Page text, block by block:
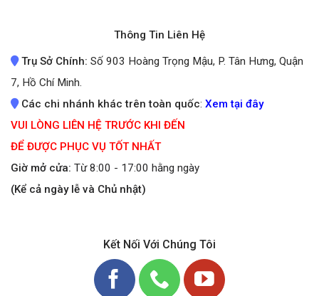
Thông Tin Liên Hệ
Trụ Sở Chính: Số 903 Hoàng Trọng Mậu, P. Tân Hưng, Quận
7, Hồ Chí Minh.
Các chi nhánh khác trên toàn quốc: Xem tại đây
VUI LÒNG LIÊN HỆ TRƯỚC KHI ĐẾN
ĐỂ ĐƯỢC PHỤC VỤ TỐT NHẤT
Giờ mở cửa: Từ 8:00 - 17:00 hằng ngày
(Kể cả ngày lễ và Chủ nhật)
Kết Nối Với Chúng Tôi